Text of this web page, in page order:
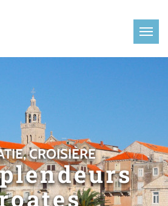
CROISIÈRE
cookies